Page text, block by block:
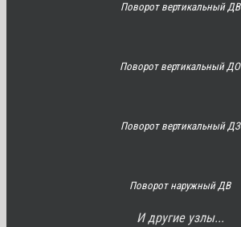
Поворот вертикальный ДВ
Поворот вертикальный ДО
Поворот вертикальный ДЗ
Поворот наружный ДВ
И другие узлы...